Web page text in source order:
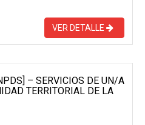
VER DETALLE
– SERVICIOS DE UN/A
TERRITORIAL DE LA